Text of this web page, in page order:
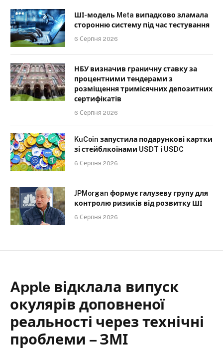
ШІ-модель Meta випадково зламала
сторонню систему під час тестування
6 Серпня 2026
НБУ визначив граничну ставку за
процентними тендерами з
розміщення тримісячних депозитних
сертифікатів
6 Серпня 2026
KuCoin запустила подарункові картки
зі стейблкоїнами USDT і USDC
6 Серпня 2026
JPMorgan формує галузеву групу для
контролю ризиків від розвитку ШІ
6 Серпня 2026
Apple відклала випуск
окулярів доповненої
реальності через технічні
проблеми – ЗМІ